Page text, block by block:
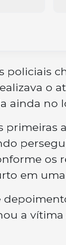
policiais
o
ainda no
primeiras
os
em
a